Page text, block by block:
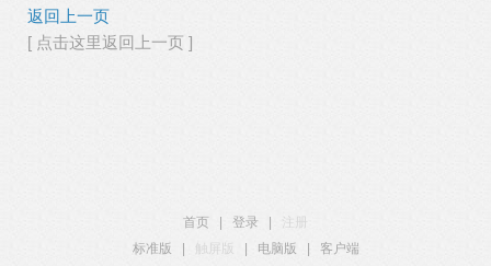
返回上一页
[ 点击这里返回上一页 ]
首页 登录
注册
标准版
触屏版 电脑版
客户端